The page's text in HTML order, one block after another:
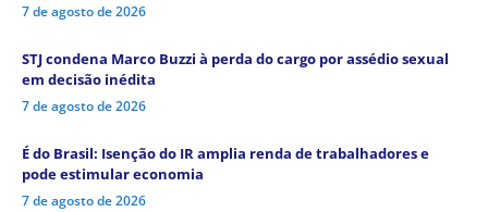
7 de agosto de 2026
STJ condena Marco Buzzi à perda do cargo por assédio sexual
em decisão inédita
7 de agosto de 2026
É do Brasil: Isenção do IR amplia renda de trabalhadores e
pode estimular economia
7 de agosto de 2026